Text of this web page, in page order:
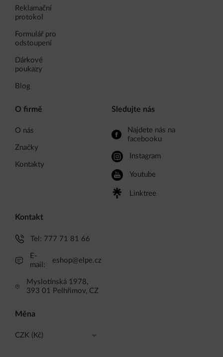
Reklamační
protokol
Formulář pro
odstoupení
Dárkové
poukazy
Blog
O firmě
O nás
Značky
Kontakty
Sledujte nás
Najdete nás na
facebooku
Instagram
Youtube
Linktree
Kontakt
Tel: 777 71 81 66
E-
mail:
eshop@elpe.cz
Myslotínská 1978,
393 01 Pelhřimov, CZ
Měna
CZK (Kč)